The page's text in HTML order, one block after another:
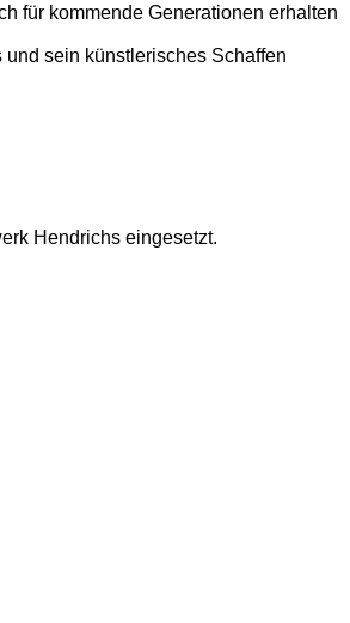
für kommende Generationen erhalten
sein künstlerisches Schaffen
Hendrichs eingesetzt.